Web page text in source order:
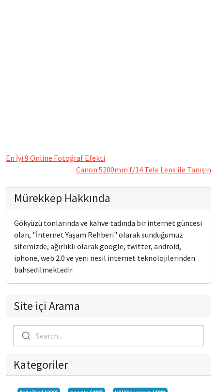
En İyi 9 Online Fotoğraf Efekti
Canon 5200mm f/14 Tele Lens ile Tanışın
Mürekkep Hakkında
Gökyüzü tonlarında ve kahve tadında bir internet güncesi
olan, "İnternet Yaşam Rehberi" olarak sunduğumuz
sitemizde, ağırlıklı olarak google, twitter, android,
iphone, web 2.0 ve yeni nesil internet teknolojilerinden
bahsedilmektedir.
Site içi Arama
Search...
Kategoriler